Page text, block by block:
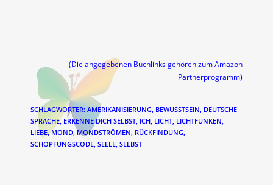
(Die angegebenen Buchlinks gehören zum Amazon
Partnerprogramm)
SCHLAGWÖRTER: AMERIKANISIERUNG, BEWUSSTSEIN, DEUTSCHE
SPRACHE, ERKENNE DICH SELBST, ICH, LICHT, LICHTFUNKEN,
LIEBE, MOND, MONDSTRÖMEN, RÜCKFINDUNG,
SCHÖPFUNGSCODE, SEELE, SELBST